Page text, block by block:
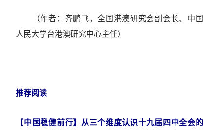
（作者： 齐鹏飞，全国港澳研究会副会长、中国
人民大学台港澳研究中心主任）
推荐阅读
【中国稳健前行】从三个维度认识十九届四中全会的